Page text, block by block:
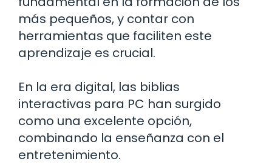
más pequeños, y contar con
herramientas que faciliten este
aprendizaje es crucial.
En la era digital, las biblias
interactivas para PC han surgido
como una excelente opción,
combinando la enseñanza con el
entretenimiento.